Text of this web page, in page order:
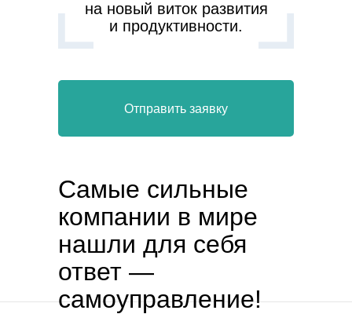
Отправить заявку
на новый виток развития
и продуктивности.
Самые сильные
компании в мире
нашли для себя
ответ —
самоуправление!